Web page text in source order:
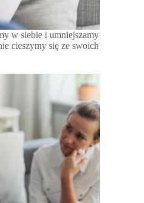
w siebie i umniejszamy
cieszymy się ze swoich